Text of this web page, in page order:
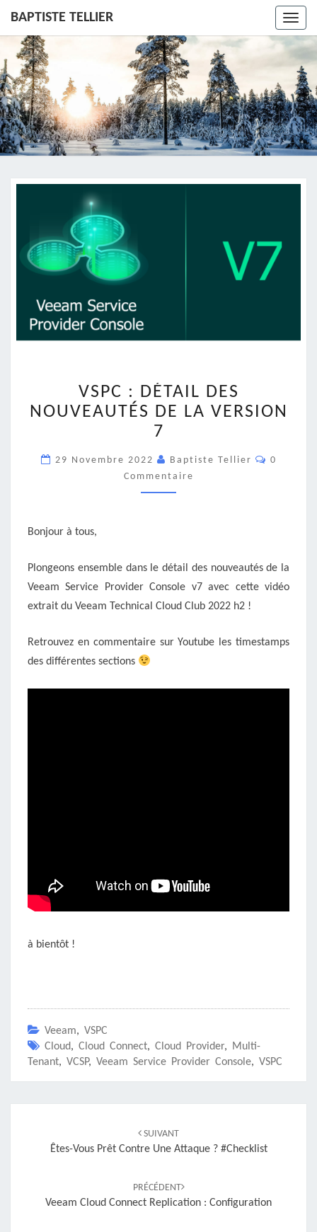
BAPTISTE TELLIER
:
DÉTAIL
DES
NOUVEAUTÉS
DE
VSPC : DÉTAIL DES
NOUVEAUTÉS DE LA VERSION
7
29 Novembre 2022 Baptiste Tellier
0
Commentaire
Bonjour à tous,
Plongeons ensemble dans le détail des nouveautés de la
Veeam Service Provider Console v7 avec cette vidéo
extrait du Veeam Technical Cloud Club 2022 h2 !
Retrouvez en commentaire sur Youtube les timestamps
des différentes sections
à bientôt !
Veeam, VSPC
Cloud, Cloud Connect, Cloud Provider, Multi-
Tenant, VCSP, Veeam Service Provider Console, VSPC
SUIVANT
Êtes-Vous Prêt Contre Une Attaque ? #checklist
PRÉCÉDENT
Veeam Cloud Connect Replication : Configuration